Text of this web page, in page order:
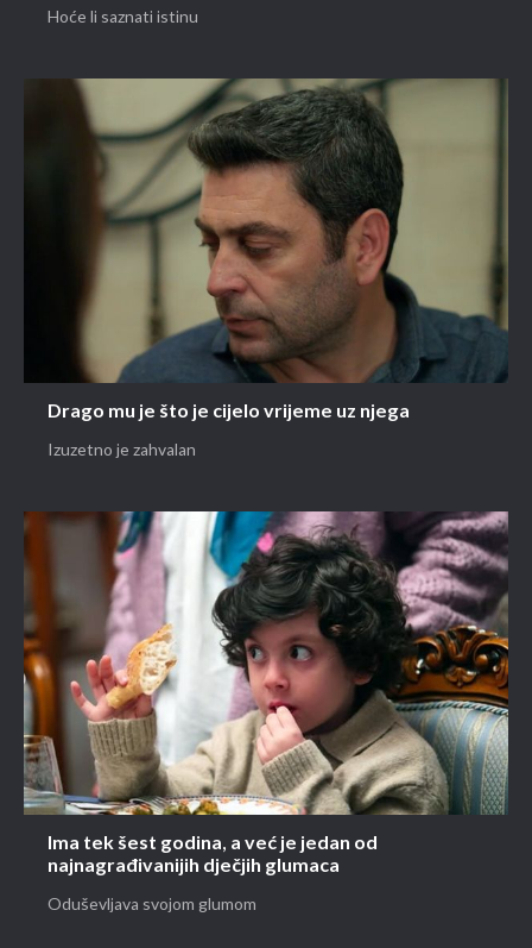
Hoće li saznati istinu
Drago mu je što je cijelo vrijeme uz njega
Izuzetno je zahvalan
Ima tek šest godina, a već je jedan od
najnagrađivanijih dječjih glumaca
Oduševljava svojom glumom